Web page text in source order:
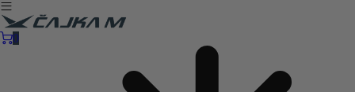
Čajka M Čačak
+381 32 5461 011 office@cajkam.rs
0